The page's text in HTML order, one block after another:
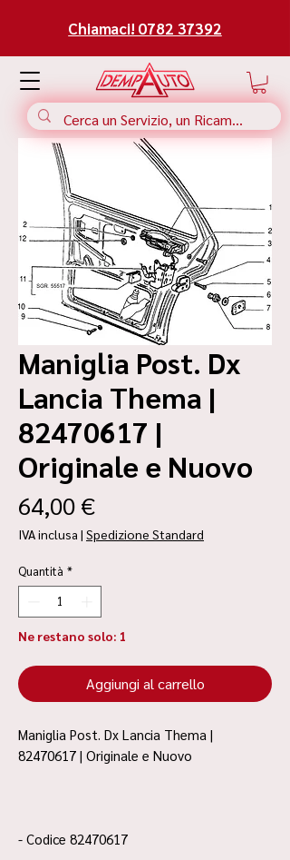
Chiamaci! 0782 37392
Maniglia Post. Dx
Lancia Thema |
82470617 |
Originale e Nuovo
64,00 €Prezzo
IVA inclusa | Spedizione Standard
Quantità *
Ne restano solo: 1
Aggiungi al carrello
Maniglia Post. Dx Lancia Thema |
82470617 | Originale e Nuovo
- Codice 82470617